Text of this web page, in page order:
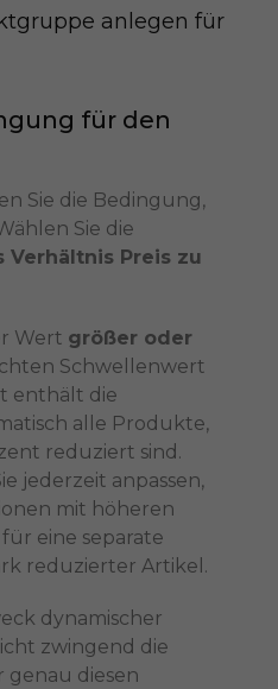
anlegen für
für den
Sie die Bedingung,
Sie die
Verhältnis Preis zu
Wert größer oder
Schwellenwert
enthält die
alle Produkte,
reduziert sind.
jederzeit anpassen,
mit höheren
eine separate
reduzierter Artikel.
dynamischer
zwingend die
genau diesen